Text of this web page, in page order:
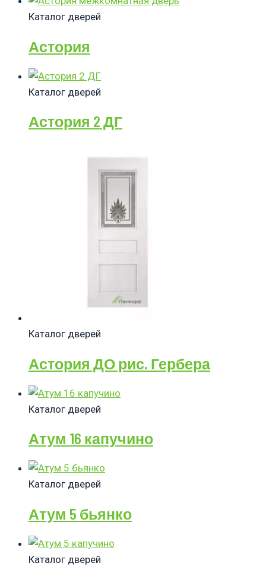
Каталог дверей
Астория
Каталог дверей
Астория 2 ДГ
Каталог дверей
Астория ДО рис. Гербера
Каталог дверей
Атум 16 капучино
Каталог дверей
Атум 5 бьянко
Каталог дверей